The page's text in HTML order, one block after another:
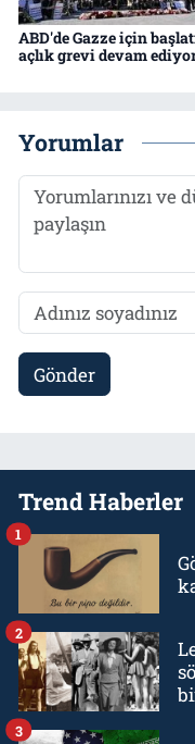
ABD'de Gazze için
açlık grevi devam
Yorumlar
Gönder
Trend Haberler
1
2
3